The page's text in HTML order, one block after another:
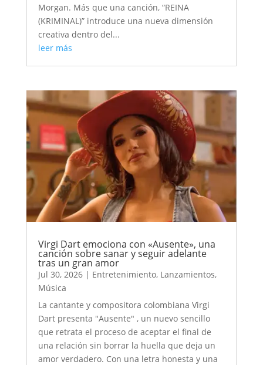
Morgan. Más que una canción, “REINA
(KRIMINAL)” introduce una nueva dimensión
creativa dentro del...
leer más
Virgi Dart emociona con «Ausente», una
canción sobre sanar y seguir adelante
tras un gran amor
Jul 30, 2026| Entretenimiento, Lanzamientos,
Música
La cantante y compositora colombiana Virgi
Dart presenta "Ausente" , un nuevo sencillo
que retrata el proceso de aceptar el final de
una relación sin borrar la huella que deja un
amor verdadero. Con una letra honesta y una